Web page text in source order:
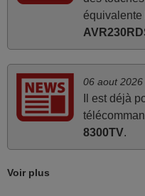
Ravie de voir que ma
deja traitée et expédiée
attend la réception
vidéo projecteur Wimius
équivalente
06 aout 2026
Il est déjà
8300TV.
Voir plus